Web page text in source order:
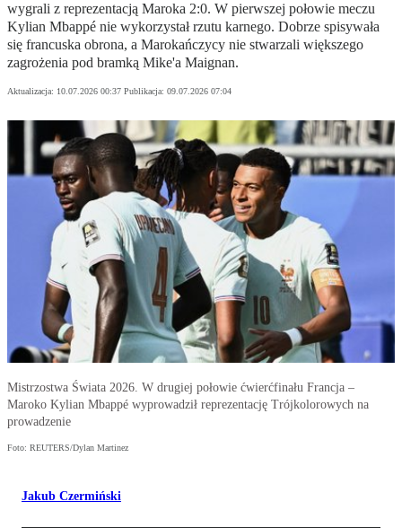
wygrali z reprezentacją Maroka 2:0. W pierwszej połowie meczu
Kylian Mbappé nie wykorzystał rzutu karnego. Dobrze spisywała
się francuska obrona, a Marokańczycy nie stwarzali większego
zagrożenia pod bramką Mike'a Maignan.
Aktualizacja: 10.07.2026 00:37 Publikacja: 09.07.2026 07:04
Mistrzostwa Świata 2026. W drugiej połowie ćwierćfinału Francja –
Maroko Kylian Mbappé wyprowadził reprezentację Trójkolorowych na
prowadzenie
Foto: REUTERS/Dylan Martinez
Jakub Czermiński